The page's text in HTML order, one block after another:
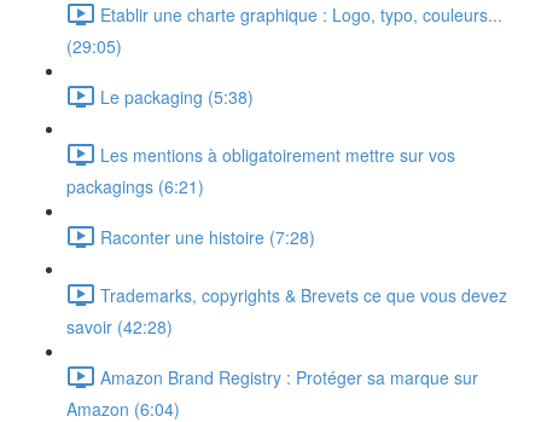
Etablir une charte graphique : Logo, typo, couleurs...
(29:05)
Le packaging (5:38)
Les mentions à obligatoirement mettre sur vos
packagings (6:21)
Raconter une histoire (7:28)
Trademarks, copyrights & Brevets ce que vous devez
savoir (42:28)
Amazon Brand Registry : Protéger sa marque sur
Amazon (6:04)